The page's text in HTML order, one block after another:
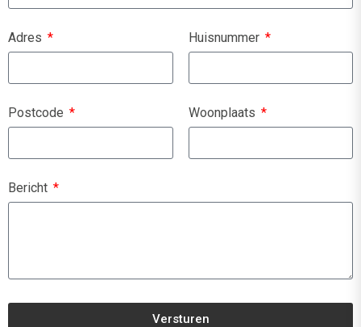
Adres Huisnummer
Postcode Woonplaats
Bericht
Versturen